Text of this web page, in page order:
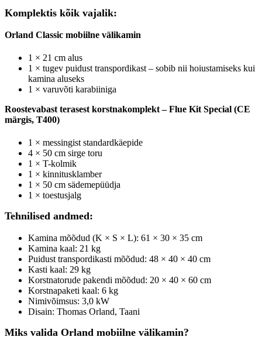
Komplektis kõik vajalik:
Orland Classic mobiilne välikamin
1 × 21 cm alus
1 × tugev puidust transpordikast – sobib nii hoiustamiseks kui
kamina aluseks
1 × varuvõti karabiiniga
Roostevabast terasest korstnakomplekt – Flue Kit Special (CE
märgis, T400)
1 × messingist standardkäepide
4 × 50 cm sirge toru
1 × T-kolmik
1 × kinnitusklamber
1 × 50 cm sädemepüüdja
1 × toestusjalg
Tehnilised andmed:
Kamina mõõdud (K × S × L): 61 × 30 × 35 cm
Kamina kaal: 21 kg
Puidust transpordikasti mõõdud: 48 × 40 × 40 cm
Kasti kaal: 29 kg
Korstnatorude pakendi mõõdud: 20 × 40 × 60 cm
Korstnapaketi kaal: 6 kg
Nimivõimsus: 3,0 kW
Disain: Thomas Orland, Taani
Miks valida Orland mobiilne välikamin?